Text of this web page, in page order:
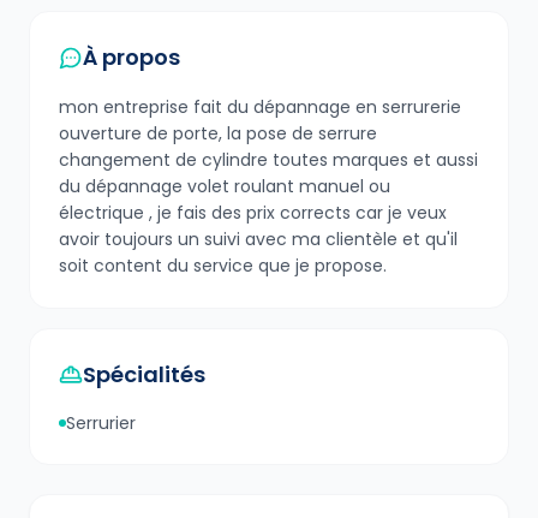
À propos
mon entreprise fait du dépannage en serrurerie
ouverture de porte, la pose de serrure
changement de cylindre toutes marques et aussi
du dépannage volet roulant manuel ou
électrique , je fais des prix corrects car je veux
avoir toujours un suivi avec ma clientèle et qu'il
soit content du service que je propose.
Spécialités
Serrurier